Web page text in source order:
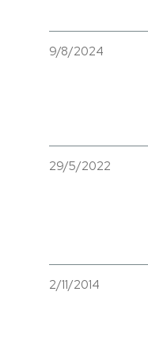
Entra
9/8/2024
29/5/2022
2/11/2014